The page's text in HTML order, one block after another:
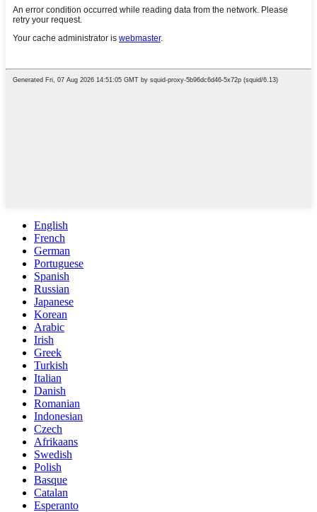
English
French
German
Portuguese
Spanish
Russian
Japanese
Korean
Arabic
Irish
Greek
Turkish
Italian
Danish
Romanian
Indonesian
Czech
Afrikaans
Swedish
Polish
Basque
Catalan
Esperanto